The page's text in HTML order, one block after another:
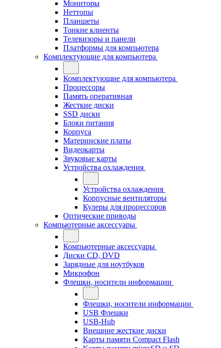
Мониторы
Неттопы
Планшеты
Тонкие клиенты
Телевизоры и панели
Платформы для компьютера
Комплектующие для компьютера
Комплектующие для компьютера
Процессоры
Память оперативная
Жесткие диски
SSD диски
Блоки питания
Корпуса
Материнские платы
Видеокарты
Звуковые карты
Устройства охлаждения
Устройства охлаждения
Корпусные вентиляторы
Кулеры для процессоров
Оптические приводы
Компьютерные аксессуары
Компьютерные аксессуары
Диски CD, DVD
Зарядные для ноутбуков
Микрофон
Флешки, носители информации
Флешки, носители информации
USB Флешки
USB-Hub
Внешние жесткие диски
Карты памяти Compact Flash